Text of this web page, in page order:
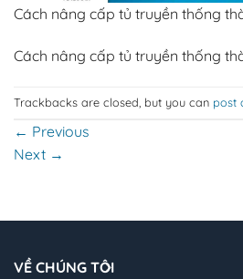
Cách nâng cấp tủ truyền thống
Cách nâng cấp tủ truyền thống
Trackbacks are closed, but you can post
← Previous
Next →
VỀ CHÚNG TÔI